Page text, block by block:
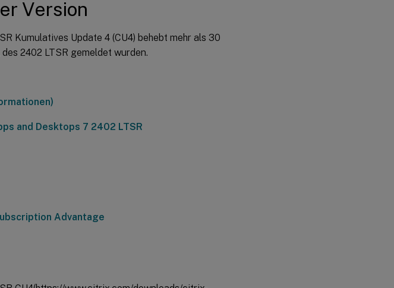
Version
Kumulatives Update 4 (CU4) behebt mehr als 30
2402 LTSR gemeldet wurden.
and Desktops 7 2402 LTSR
Advantage